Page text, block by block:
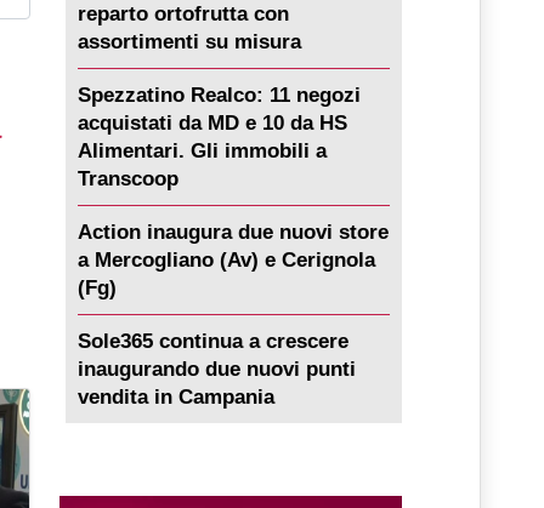
reparto ortofrutta con
assortimenti su misura
Spezzatino Realco: 11 negozi
acquistati da MD e 10 da HS
Alimentari. Gli immobili a
Transcoop
Action inaugura due nuovi store
a Mercogliano (Av) e Cerignola
(Fg)
Sole365 continua a crescere
inaugurando due nuovi punti
vendita in Campania